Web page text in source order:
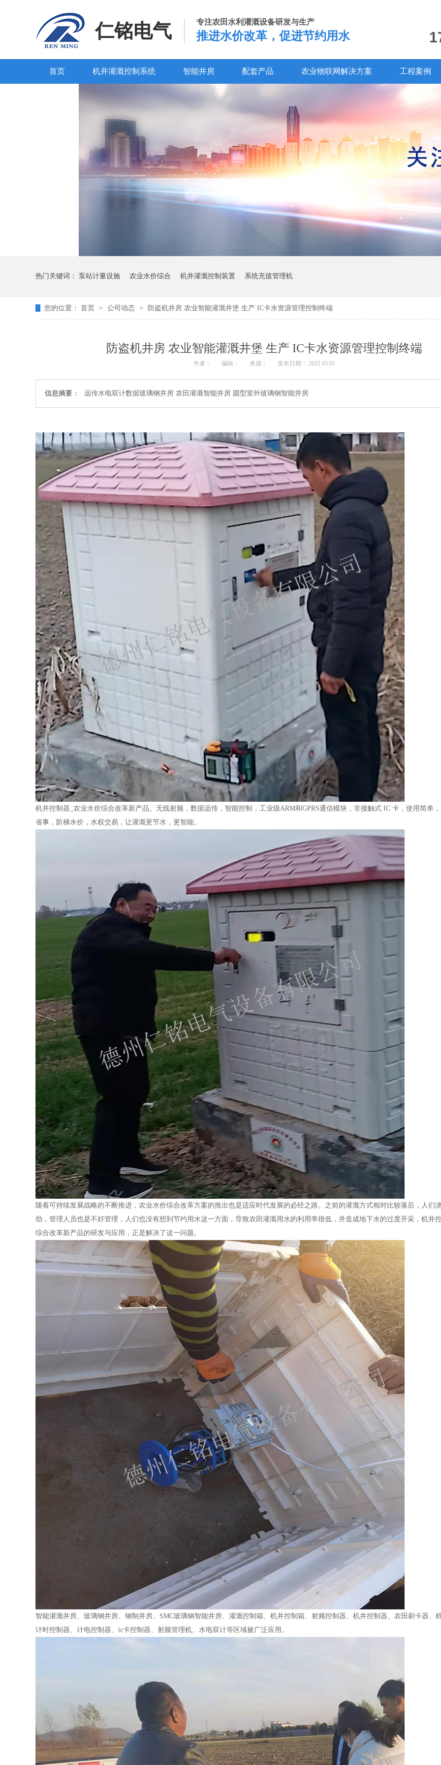
仁铭电气 专注农田水利灌溉设备研发与生产
推进水价改革，促进节约用水
首页 机井灌溉控制系统 智能井房 配套产品 农业物联网解决方案 工程案例
热门关键词： 泵站计量设施 农业水价综合 机井灌溉控制装置 系统充值管理机
您的位置： 首页 > 公司动态 > 防盗机井房 农业智能灌溉井堡 生产 IC卡水资源管理控制终端
防盗机井房 农业智能灌溉井堡 生产 IC卡水资源管理控制终端
作者： 编辑： 来源： 发布日期： 2022.03.01
信息摘要： 远传水电双计数据玻璃钢井房 农田灌溉智能井房 圆型室外玻璃钢智能井房
机井控制器_农业水价综合改革新产品。无线射频，数据远传，智能控制，工业级ARM和GPRS通信模块，非接触式 IC 卡，使用简单
省事，阶梯水价，水权交易，让灌溉更节水，更智能。
随着可持续发展战略的不断推进，农业水价综合改革方案的推出也是适应时代发展的必经之路。之前的灌溉方式相对比较落后，人们
劲，管理人员也是不好管理，人们也没有想到节约用水这一方面，导致农田灌溉用水的利用率很低，并造成地下水的过度开采，机井
综合改革新产品的研发与应用，正是解决了这一问题。
智能灌溉井房、玻璃钢井房、钢制井房、SMC玻璃钢智能井房、灌溉控制箱、机井控制箱、射频控制器、机井控制器、农田刷卡器、
计时控制器、计电控制器、ic卡控制器、射频管理机、水电双计等区域被广泛应用。